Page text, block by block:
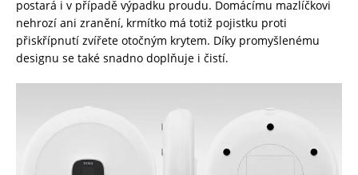
postará i v případě výpadku proudu. Domácímu mazlíčkovi
nehrozí ani zranění, krmítko má totiž pojistku proti
přiskřípnutí zvířete otočným krytem. Díky promyšlenému
designu se také snadno doplňuje i čistí.